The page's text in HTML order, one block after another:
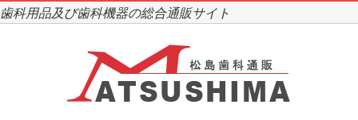
歯科用品及び歯科機器の総合通販サイト